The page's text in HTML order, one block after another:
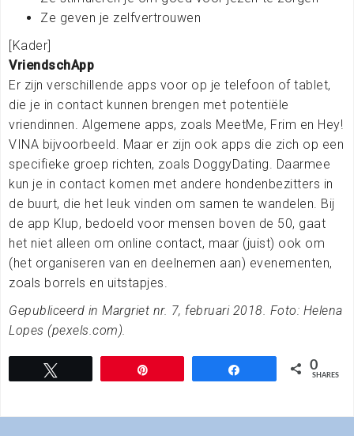
Ze geven je zelfvertrouwen
[Kader]
VriendschApp
Er zijn verschillende apps voor op je telefoon of tablet,
die je in contact kunnen brengen met potentiële
vriendinnen. Algemene apps, zoals MeetMe, Frim en Hey!
VINA bijvoorbeeld. Maar er zijn ook apps die zich op een
specifieke groep richten, zoals DoggyDating. Daarmee
kun je in contact komen met andere hondenbezitters in
de buurt, die het leuk vinden om samen te wandelen. Bij
de app Klup, bedoeld voor mensen boven de 50, gaat
het niet alleen om online contact, maar (juist) ook om
(het organiseren van en deelnemen aan) evenementen,
zoals borrels en uitstapjes.
Gepubliceerd in Margriet nr. 7, februari 2018. Foto: Helena
Lopes (pexels.com).
0
SHARES